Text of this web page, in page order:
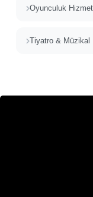
Oyunculuk
Tiyatro & Müzikal